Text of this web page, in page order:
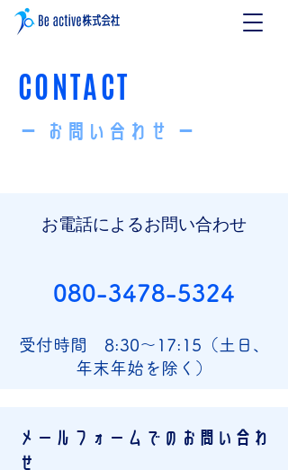
​​CONTACT
ー ​お問い合わせ ー
お電話によるお問い合わせ
080-3478-5324
受付時間 8:30～17:15（土日、
年末年始を除く）
メールフォームでのお問い合わ
せ